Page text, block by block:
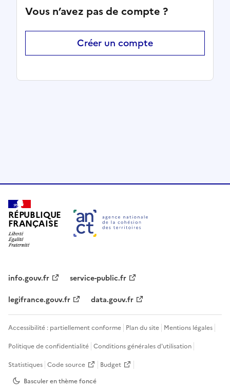
Vous n’avez pas de compte ?
Créer un compte
RÉPUBLIQUE
FRANÇAISE
info.gouv.fr
service-public.fr
legifrance.gouv.fr
data.gouv.fr
Accessibilité : partiellement conforme Plan du site Mentions légales
Politique de confidentialité Conditions générales d'utilisation
Statistiques Code source
Budget
Basculer en thèmefoncé